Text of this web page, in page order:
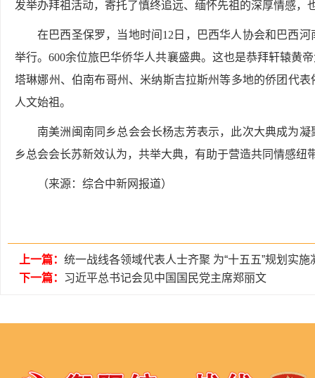
发举办拜祖活动，寄托了慎终追远、缅怀先祖的深厚情感，
在巴西圣保罗，当地时间12日，巴西华人协会和巴西
举行。600余位旅巴华侨华人共襄盛典。这也是恭拜轩辕黄
塔琳娜州、伯南布哥州、米纳斯吉拉斯州等多地的侨团代
人文始祖。
南美洲闽南同乡总会会长杨志芳表示，此次大典成为
乡总会会长苏新效认为，共举大典，有助于营造共同情感纽
（来源：综合中新网报道）
上一篇： 统一战线各领域代表人士齐聚 为“十五五”规划实施
下一篇： 习近平总书记会见中国国民党主席郑丽文